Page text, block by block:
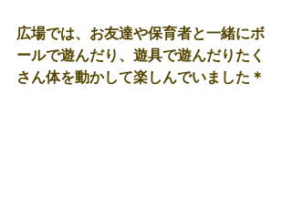
広場では、お友達や保育者と一緒にボ
ールで遊んだり、遊具で遊んだりたく
さん体を動かして楽しんでいました＊